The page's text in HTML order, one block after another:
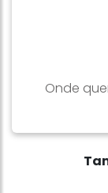
Onde